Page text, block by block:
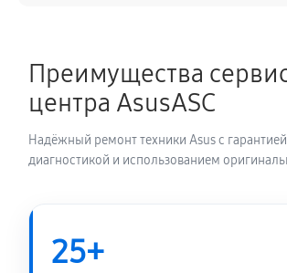
Преимущества
центра AsusASC
Надёжный ремонт техники Asus с
диагностикой и использованием
25+